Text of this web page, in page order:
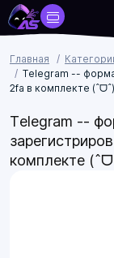
Главная
Telegram --
2fa в комплекте (ˆᗜˆ)
Telegram --
комплекте